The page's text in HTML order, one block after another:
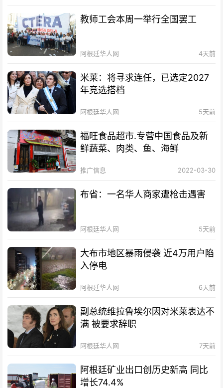
教师工会本周一举行全国罢工
阿根廷华人网 4天前
米莱：将寻求连任，已选定2027
年竞选搭档
阿根廷华人网 5天前
福旺食品超市.专营中国食品及新
鲜蔬菜、肉类、鱼、海鲜
推广信息 2022-03-30
布省：一名华人商家遭枪击遇害
阿根廷华人网 5天前
大布市地区暴雨侵袭 近4万用户陷
入停电
阿根廷华人网 6天前
副总统维拉鲁埃尔因对米莱表达不
满 被要求辞职
阿根廷华人网 7天前
阿根廷矿业出口创历史新高 同比
增长74.4%